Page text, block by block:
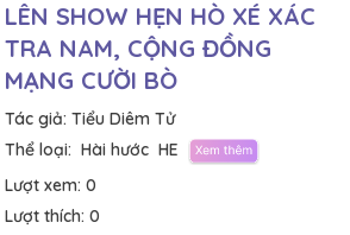
LÊN SHOW HẸN HÒ XÉ XÁC
TRA NAM, CỘNG ĐỒNG
MẠNG CƯỜI BÒ
Tác giả: Tiểu Diêm Tử
Thể loại: Hài hước HE
Lượt xem: 0
Lượt thích: 0